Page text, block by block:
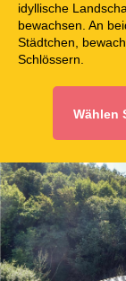
idyllische
bewachsen. An
Städtchen,
Schlössern.
Wählen